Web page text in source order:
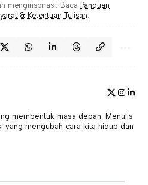
menginspirasi. Baca Panduan
& Ketentuan Tulisan.
membentuk masa depan. Menulis
yang mengubah cara kita hidup dan